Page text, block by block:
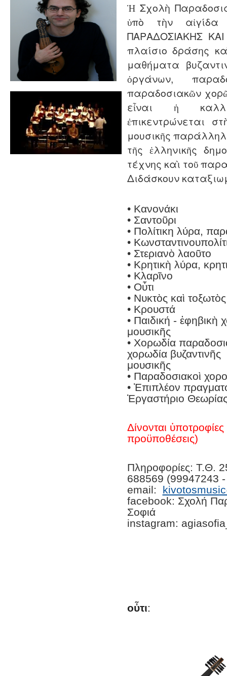
Ἡ Σχολὴ
ὑπὸ τὴν αἰγίδα
ΠΑΡΑΔΟΣΙΑΚΗΣ
πλαίσιο δράσης
μαθήματα
ὀργάνων,
παραδοσιακῶν
εἶναι ἡ
ἐπικεντρώνεται
μουσικῆς
τῆς ἑλληνικῆς
τέχνης καὶ τοῦ
Διδάσκουν
• Κανονάκι
• Σαντοῦρι
• Πολίτικη λύρα,
•
• Στεριανὸ λαοῦτο
• Κρητικὴ λύρα,
• Κλαρῖνο
• Οὖτι
• Νυκτὸς καὶ
• Κρουστά
• Παιδική - ἐφηβικὴ
μουσικῆς
• Χορωδία
χορωδία βυζαντινῆς
μουσικῆς
• Παραδοσιακοὶ
• Ἐπιπλέον
Ἐργαστήριο
Δίνονται
προϋποθέσεις)
Πληροφορίες: Τ.Θ.
688569 (99947243
email:
facebook: Σχολή
Σοφιά
instagram:
οὖτι: